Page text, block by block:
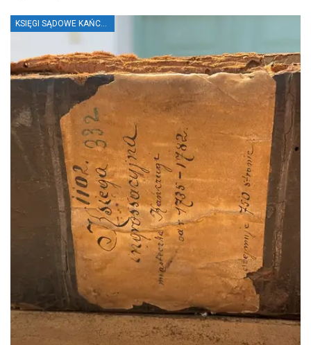
KSIĘGI SĄDOWE KAŃCZUGI